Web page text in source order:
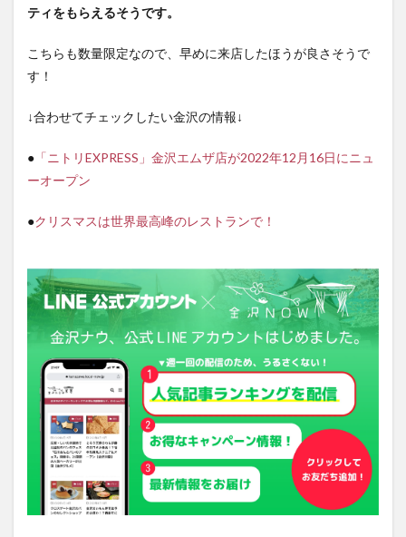
ティをもらえるそうです。
こちらも数量限定なので、早めに来店したほうが良さそうで
す！
↓合わせてチェックしたい金沢の情報↓
● 「ニトリEXPRESS」金沢エムザ店が2022年12月16日にニュ
ーオープン
●クリスマスは世界最高峰のレストランで！